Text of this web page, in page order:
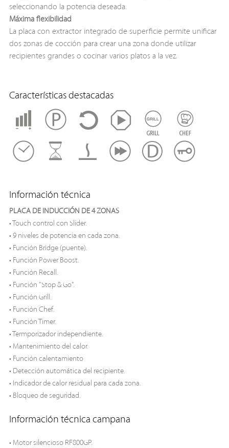
seleccionando la potencia deseada.
Máxima flexibilidad
La placa con extractor integrado de superficie permite unificar
dos zonas de cocción para crear una zona donde utilizar
recipientes grandes o cocinar varios platos a la vez.
Características destacadas
Información técnica
PLACA DE INDUCCIÓN DE 4 ZONAS
• Touch control con Slider.
• 9 niveles de potencia en cada zona.
• Función Bridge (puente).
• Función Power Boost.
• Función Recall.
• Función "Stop & Go".
• Función Grill.
• Función Chef.
• Función Timer.
• Termporizador independiente.
• Mantenimiento del calor.
• Función calentamiento
• Detección automática del recipiente.
• Indicador de calor residual para cada zona.
• Bloqueo de seguridad.
Información técnica campana
• Motor silencioso RF800GP.